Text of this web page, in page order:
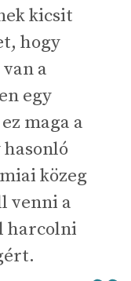
kicsit
hogy
a
egy
maga a
hasonló
közeg
venni a
harcolni